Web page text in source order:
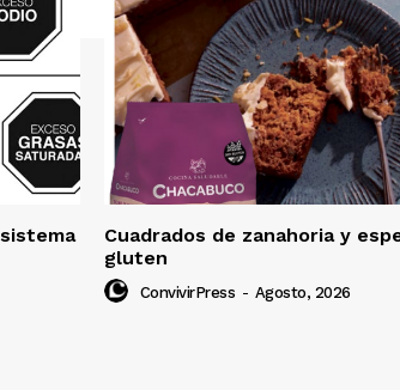
Cuadrados de zanahoria y
gluten
ConvivirPress - Agosto, 2026